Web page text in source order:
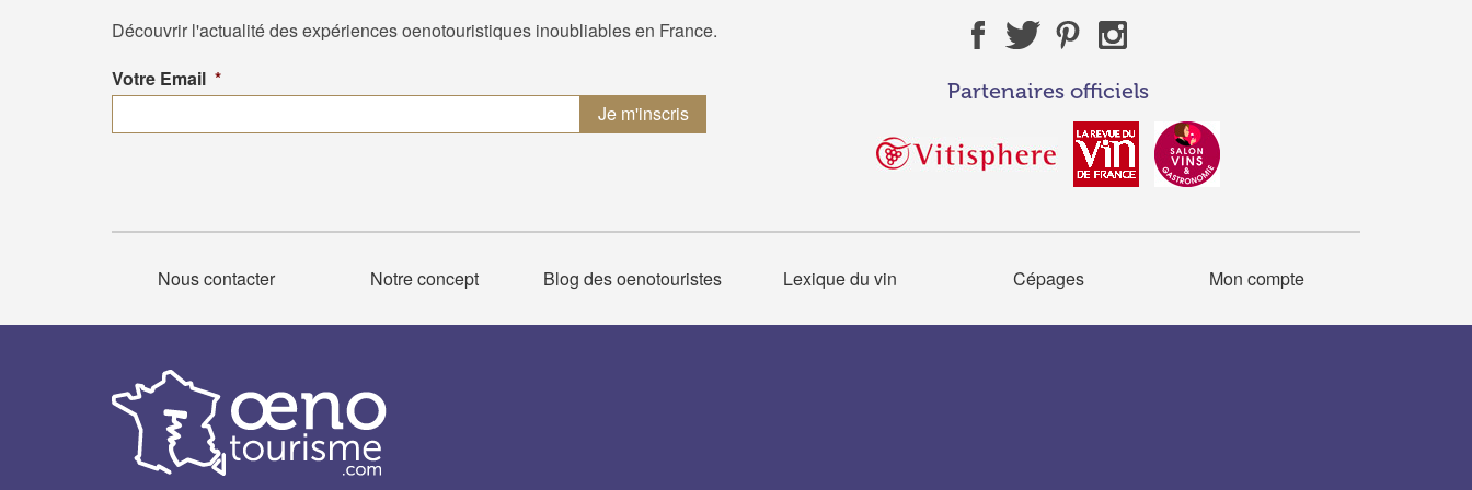
Découvrir l'actualité des expériences oenotouristiques inoubliables en France.
Votre Email * Partenaires officiels
Nous contacter Notre concept Blog des oenotouristes Lexique du vin Cépages Mon compte